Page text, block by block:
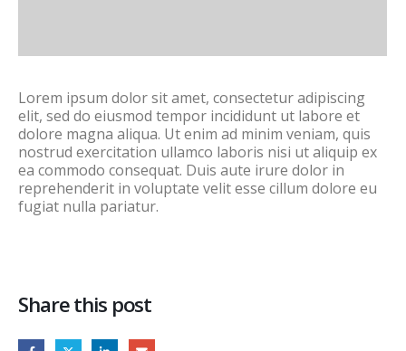
Lorem ipsum dolor sit amet, consectetur adipiscing
elit, sed do eiusmod tempor incididunt ut labore et
dolore magna aliqua. Ut enim ad minim veniam, quis
nostrud exercitation ullamco laboris nisi ut aliquip ex
ea commodo consequat. Duis aute irure dolor in
reprehenderit in voluptate velit esse cillum dolore eu
fugiat nulla pariatur.
Share this post